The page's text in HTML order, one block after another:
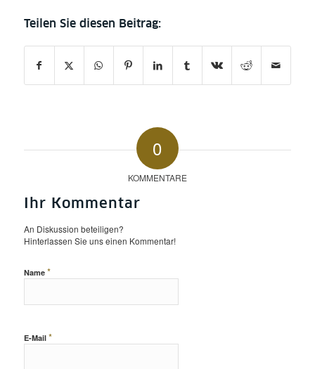
0
KOMMENTARE
Ihr Kommentar
An Diskussion beteiligen?
Hinterlassen Sie uns einen Kommentar!
Name *
E-Mail *